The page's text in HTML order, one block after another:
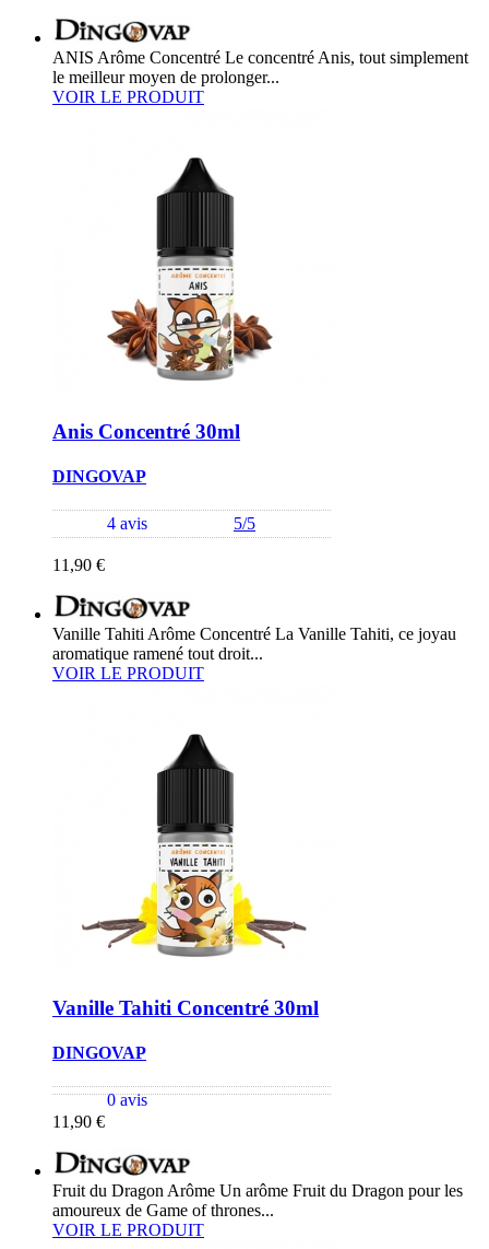
ANIS Arôme Concentré Le concentré Anis, tout simplement
le meilleur moyen de prolonger...
VOIR LE PRODUIT
Anis Concentré 30ml
DINGOVAP
4 avis 5/5
11,90 €
Vanille Tahiti Arôme Concentré La Vanille Tahiti, ce joyau
aromatique ramené tout droit...
VOIR LE PRODUIT
Vanille Tahiti Concentré 30ml
DINGOVAP
0 avis
11,90 €
Fruit du Dragon Arôme Un arôme Fruit du Dragon pour les
amoureux de Game of thrones...
VOIR LE PRODUIT